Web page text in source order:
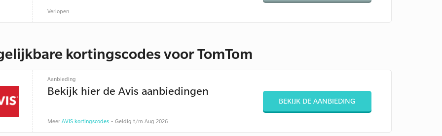
Verlopen
kortingscodes voor TomTom
Aanbieding
Bekijk hier de Avis aanbiedingen
Meer AVIS kortingscodes• Geldig t/m Aug 2026
BEKIJK DE AANBIEDING